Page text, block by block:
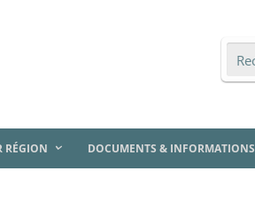
RÉGION DOCUMENTS & INFORMATIONS